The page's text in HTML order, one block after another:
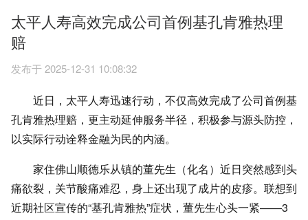
太平人寿高效完成公司首例基孔肯雅热理
赔
发布于 2025-12-31 10:08:32
近日，太平人寿迅速行动，不仅高效完成了公司首例基
孔肯雅热理赔，更主动延伸服务半径，积极参与源头防控，
以实际行动诠释金融为民的内涵。
家住佛山顺德乐从镇的董先生（化名）近日突然感到头
痛欲裂，关节酸痛难忍，身上还出现了成片的皮疹。联想到
近期社区宣传的“基孔肯雅热”症状，董先生心头一紧——3